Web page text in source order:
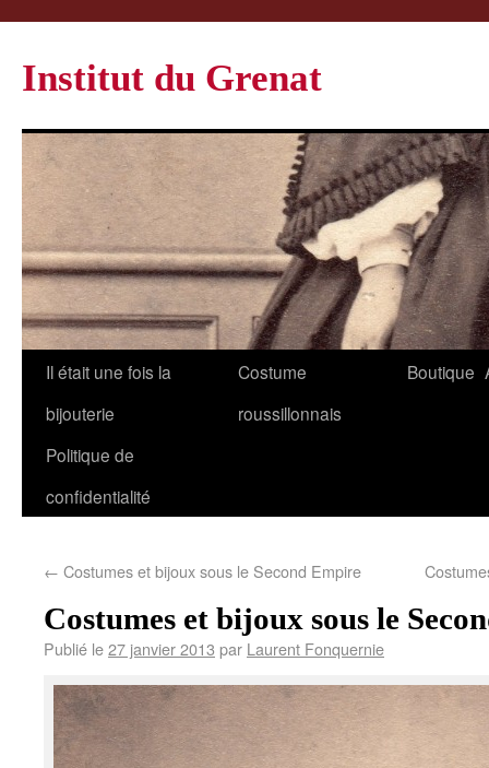
Institut du Grenat
Il était une fois la
bijouterie
Costume
roussillonnais
Boutique
Politique de
confidentialité
← Costumes et bijoux sous le Second Empire
Costumes et bijoux sous le
Publié le27 janvier 2013 par Laurent Fonquernie